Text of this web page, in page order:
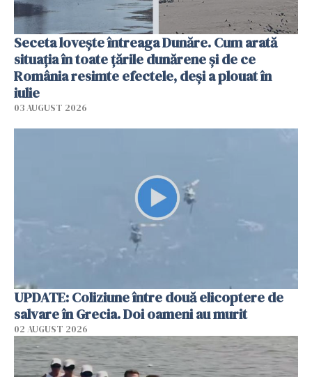
Seceta lovește întreaga Dunăre. Cum arată
situația în toate țările dunărene și de ce
România resimte efectele, deși a plouat în
iulie
03 AUGUST 2026
UPDATE: Coliziune între două elicoptere de
salvare în Grecia. Doi oameni au murit
02 AUGUST 2026